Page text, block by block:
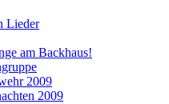
Lieder
am Backhaus!
2009
2009